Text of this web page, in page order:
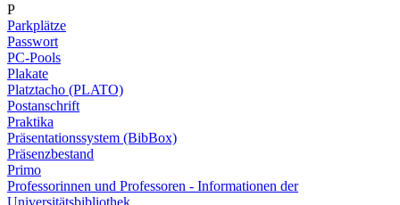
P
Parkplätze
Passwort
PC-Pools
Plakate
Platztacho (PLATO)
Postanschrift
Praktika
Präsentationssystem (BibBox)
Präsenzbestand
Primo
Professorinnen und Professoren - Informationen der
Universitätsbibliothek